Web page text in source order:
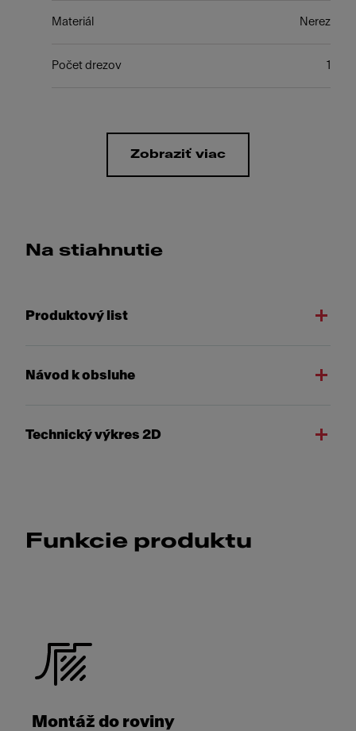
Materiál Nerez
Počet drezov 1
Zobraziť viac
Na stiahnutie
Produktový list
Návod k obsluhe
Technický výkres 2D
Funkcie produktu
Montáž do roviny